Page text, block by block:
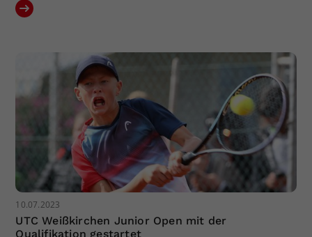
10.07.2023
UTC Weißkirchen Junior Open mit der
Qualifikation gestartet